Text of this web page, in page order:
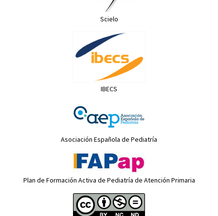
Scielo
IBECS
Asociación Española de Pediatría
Plan de Formación Activa de Pediatría de Atención Primaria